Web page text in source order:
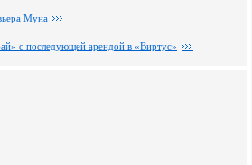
Муна
с последующей арендой в «Виртус»